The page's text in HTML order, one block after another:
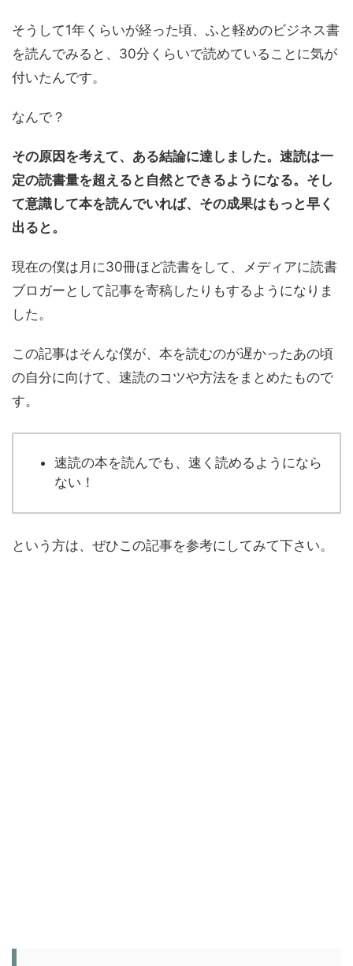
そうして1年くらいが経った頃、ふと軽めのビジネス書
を読んでみると、30分くらいで読めていることに気が
付いたんです。
なんで？
その原因を考えて、ある結論に達しました。速読は一
定の読書量を超えると自然とできるようになる。そし
て意識して本を読んでいれば、その成果はもっと早く
出ると。
現在の僕は月に30冊ほど読書をして、メディアに読書
ブロガーとして記事を寄稿したりもするようになりま
した。
この記事はそんな僕が、本を読むのが遅かったあの頃
の自分に向けて、速読のコツや方法をまとめたもので
す。
速読の本を読んでも、速く読めるようになら
ない！
という方は、ぜひこの記事を参考にしてみて下さい。